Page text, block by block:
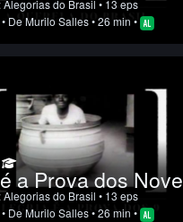
Alegorias do Brasil • 13 eps
• DeMurilo Salles• 26 min •
a Prova dos Nove
Alegorias do Brasil • 13 eps
• DeMurilo Salles• 26 min •